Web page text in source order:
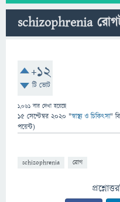
schizophrenia
+12
টি ভোট
1,061 বার দেখা হয়েছে
15 সেপ্টেম্বর 2020 "স্বাস্থ্য ও চিকিৎসা"
পয়েন্ট)
schizophrenia রোগ